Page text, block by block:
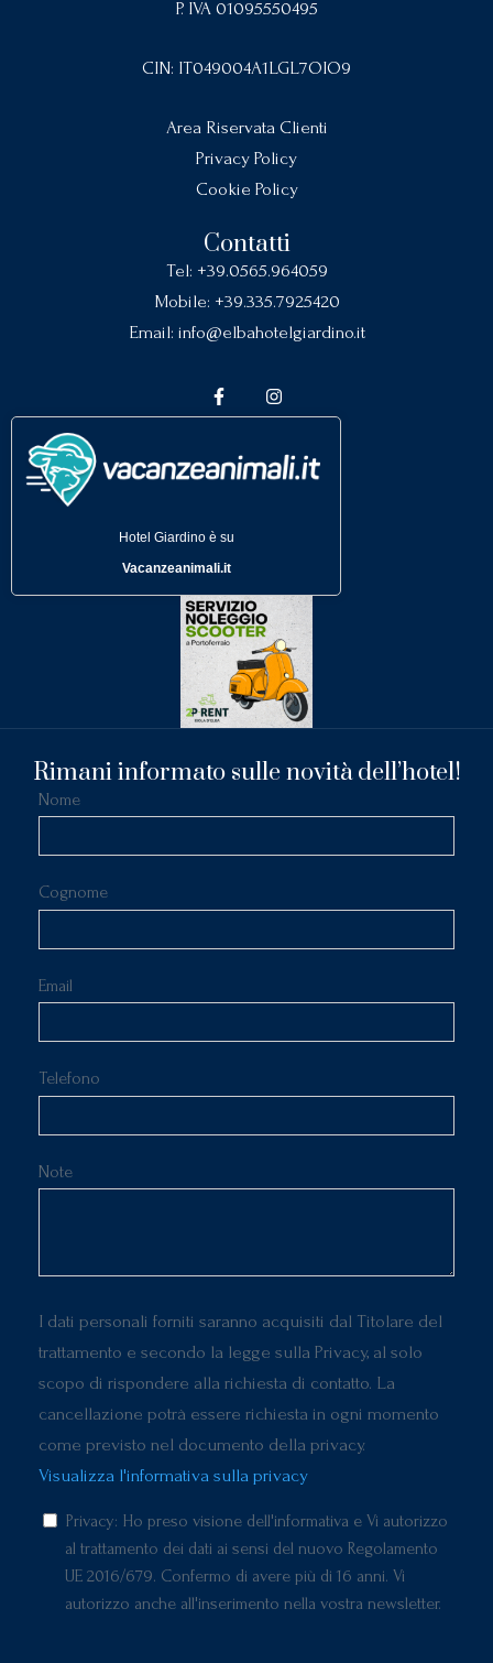
P. IVA 01095550495
CIN: IT049004A1LGL7OIO9
Area Riservata Clienti
Privacy Policy
Cookie Policy
Contatti
Tel: +39.0565.964059
Mobile: +39.335.7925420
Email: info@elbahotelgiardino.it
Hotel Giardino è su
Vacanzeanimali.it
Rimani informato sulle novità dell’hotel!
Nome
Cognome
Email
Telefono
Note
I dati personali forniti saranno acquisiti dal Titolare del
trattamento e secondo la legge sulla Privacy, al solo
scopo di rispondere alla richiesta di contatto. La
cancellazione potrà essere richiesta in ogni momento
come previsto nel documento della privacy.
Visualizza l'informativa sulla privacy
Privacy: Ho preso visione dell'informativa e Vi autorizzo
al trattamento dei dati ai sensi del nuovo Regolamento
UE 2016/679. Confermo di avere più di 16 anni. Vi
autorizzo anche all'inserimento nella vostra newsletter.